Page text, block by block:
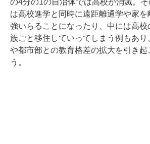
は高校進学と同時に遠距離通学や家
強いらることになったり、中には高校
族ごと移住していってしまう例もあ
や都市部との教育格差の拡大を引き起
う。